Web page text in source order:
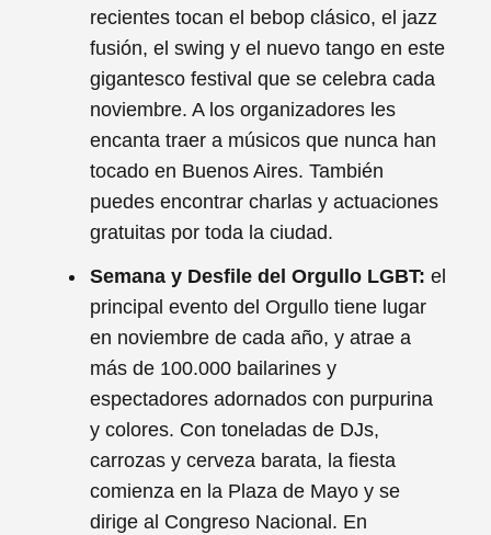
recientes tocan el bebop clásico, el jazz
fusión, el swing y el nuevo tango en este
gigantesco festival que se celebra cada
noviembre. A los organizadores les
encanta traer a músicos que nunca han
tocado en Buenos Aires. También
puedes encontrar charlas y actuaciones
gratuitas por toda la ciudad.
Semana y Desfile del Orgullo LGBT: el
principal evento del Orgullo tiene lugar
en noviembre de cada año, y atrae a
más de 100.000 bailarines y
espectadores adornados con purpurina
y colores. Con toneladas de DJs,
carrozas y cerveza barata, la fiesta
comienza en la Plaza de Mayo y se
dirige al Congreso Nacional. En